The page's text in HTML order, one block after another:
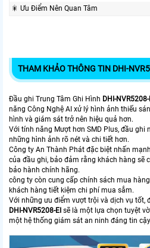
🎇 Ưu Điểm Nên Quan Tâm
THAM KHẢO THÔNG TIN DHI-
Đầu ghi Trung Tâm Ghi Hình DHI-NVR5208-
năng Công Nghệ AI xử lý hình ảnh thiếu
hình và giám sát trở nên hiệu quả hơn.
Với tính năng Mượt hơn SMD Plus, đầu ghi
những hình ảnh rõ nét và chi tiết hơn.
Công ty An Thành Phát đặc biệt nhấn
của đầu ghi, bảo đảm rằng khách hàng sẽ
bảo hành chính hãng.
công ty còn cung cấp chính sách mua
khách hàng tiết kiệm chi phí mua sắm.
Với những ưu điểm vượt trội và dịch vụ tốt,
DHI-NVR5208-EI sẽ là một lựa chọn tuyệt
một hệ thống giám sát an ninh đáng tin